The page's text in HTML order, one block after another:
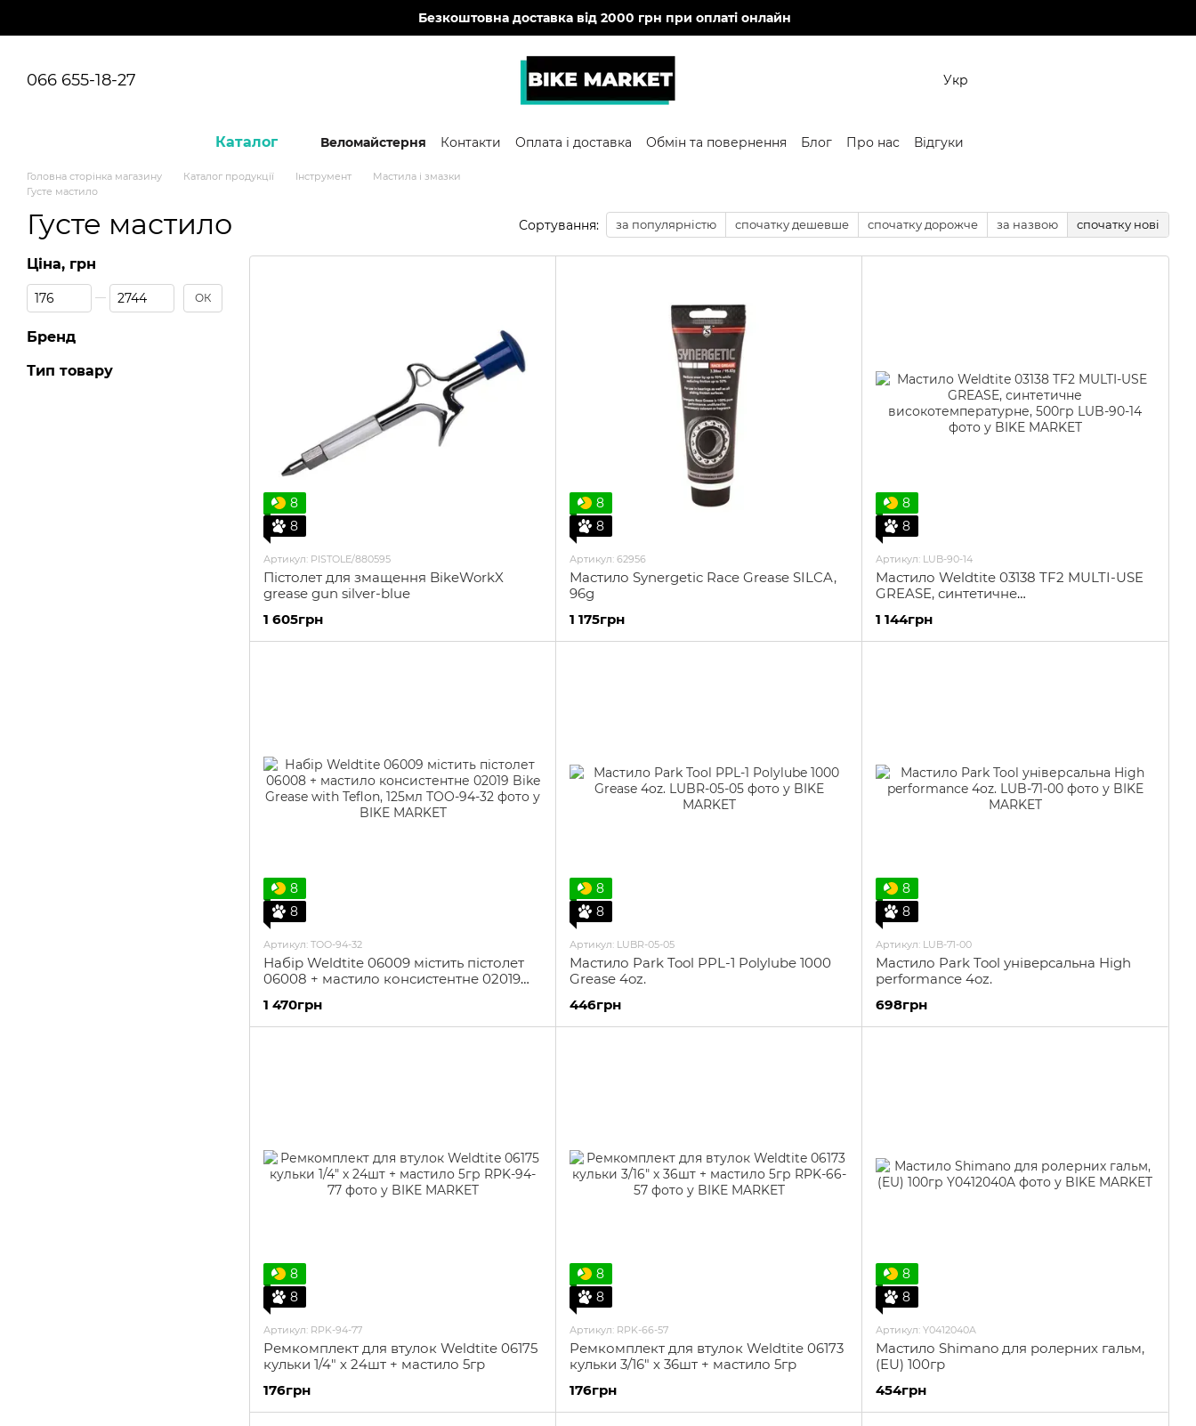
Безкоштовна доставка від 2000 грн при оплаті онлайн
066 655-18-27 Укр
Каталог Веломайстерня Контакти Оплата і доставка Обмін та повернення Блог Про нас Відгуки
Головна сторінка магазину Каталог продукції Інструмент
Мастила і змазки
Густе мастило
Густе мастило Сортування: за популярністю спочатку дешевше спочатку дорожче за назвою спочатку нові
8
8
Артикул: PISTOLE/880595
Пістолет для змащення BikeWorkX
grease gun silver-blue
1 605грн
8
8
Артикул: 62956
Мастило Synergetic Race Grease SILCA,
96g
1 175грн
8
8
Артикул: LUB-90-14
Мастило Weldtite 03138 TF2 MULTI-USE
GREASE, синтетичне
1 144грн
8
8
Артикул: TOO-94-32
Набір Weldtite 06009 містить пістолет
06008 + мастило консистентне 02019
1 470грн
8
8
Артикул: LUBR-05-05
Мастило Park Tool PPL-1 Polylube 1000
Grease 4oz.
446грн
8
8
Артикул: LUB-71-00
Мастило Park Tool універсальна High
performance 4oz.
698грн
8
8
Артикул: RPK-94-77
Ремкомплект для втулок Weldtite 06175
кульки 1/4" х 24шт + мастило 5гр
176грн
8
8
Артикул: RPK-66-57
Ремкомплект для втулок Weldtite 06173
кульки 3/16" х 36шт + мастило 5гр
176грн
8
8
Артикул: Y0412040A
Мастило Shimano для ролерних гальм,
(EU) 100гр
454грн
Ціна, грн
Від Ціна, грн
До Ціна, грн ОК
Бренд
Тип товару